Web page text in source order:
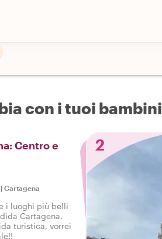
con i tuoi bambini
Centro e
| Cartagena
i luoghi più belli
Cartagena.
turistica, vorrei
2